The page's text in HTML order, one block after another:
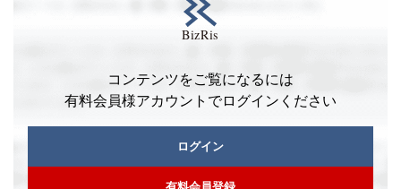
コンテンツをご覧になるには
有料会員様アカウントでログインください
ログイン